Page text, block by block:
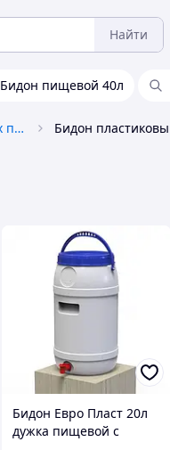
Найти
Бидон пищевой 40л
Емкости для хранения пищевых продуктов
Бидон Евро Пласт 20л
дужка пищевой с